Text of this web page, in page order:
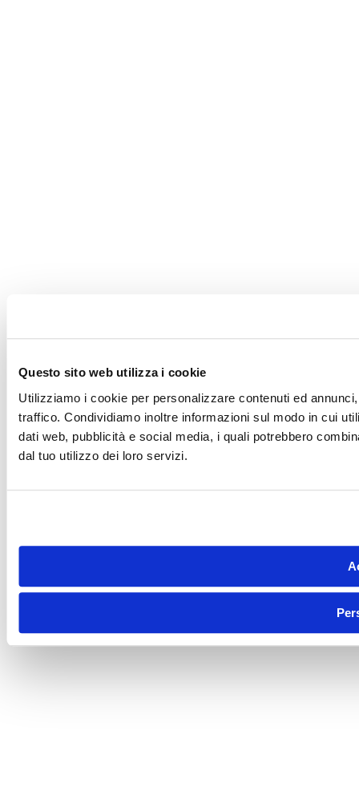
Questo sito web utilizza i cookie
Utilizziamo i cookie per personalizzare contenuti ed
traffico. Condividiamo inoltre informazioni sul modo in cui
dati web, pubblicità e social media, i quali potrebbero
dal tuo utilizzo dei loro servizi.